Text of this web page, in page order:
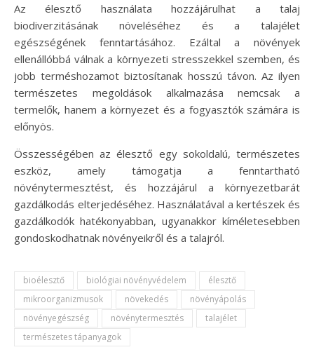
Az élesztő használata hozzájárulhat a talaj
biodiverzitásának növeléséhez és a talajélet
egészségének fenntartásához. Ezáltal a növények
ellenállóbbá válnak a környezeti stresszekkel szemben, és
jobb terméshozamot biztosítanak hosszú távon. Az ilyen
természetes megoldások alkalmazása nemcsak a
termelők, hanem a környezet és a fogyasztók számára is
előnyös.
Összességében az élesztő egy sokoldalú, természetes
eszköz, amely támogatja a fenntartható
növénytermesztést, és hozzájárul a környezetbarát
gazdálkodás elterjedéséhez. Használatával a kertészek és
gazdálkodók hatékonyabban, ugyanakkor kíméletesebben
gondoskodhatnak növényeikről és a talajról.
bioélesztő biológiai növényvédelem
élesztő
mikroorganizmusok
növekedés
növényápolás
növényegészség
növénytermesztés
talajélet
természetes tápanyagok